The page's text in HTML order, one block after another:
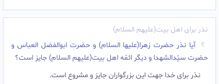
نذر برای اهل بیت(علیهم السلام)
آیا نذر حضرت زهرا(علیها السلام) و حضرت ابوالفضل العباس و
حضرت سیّدالشهدا و دیگر ائمّه اهل بیت(علیهم السلام) جایز است؟
نذر براى خدا جهت این بزرگواران جایز و مشروع است.